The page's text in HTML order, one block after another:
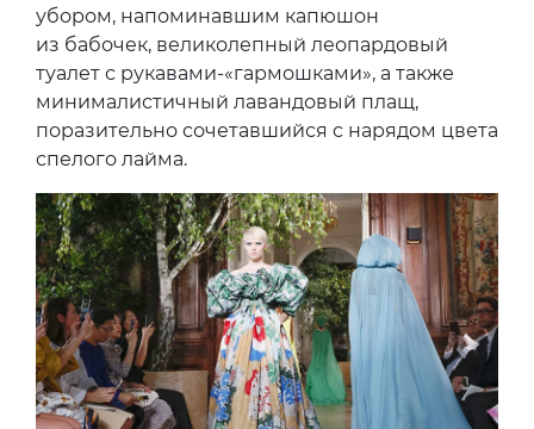
убором, напоминавшим капюшон
из бабочек, великолепный леопардовый
туалет с рукавами-«гармошками», а также
минималистичный лавандовый плащ,
поразительно сочетавшийся с нарядом цвета
спелого лайма.